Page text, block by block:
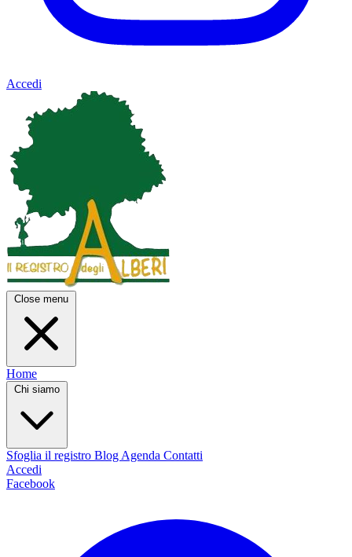
Accedi
Close menu
Home
Chi siamo
Sfoglia il registro Blog Agenda Contatti
Accedi
Facebook